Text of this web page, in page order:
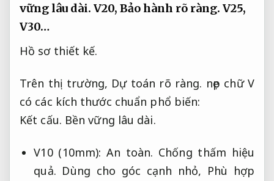
vững lâu dài. V20, Bảo hành rõ ràng. V25,
V30…
Hồ sơ thiết kế.
Trên thị trường, Dự toán rõ ràng. nẹp chữ V
có các kích thước chuẩn phổ biến:
Kết cấu. Bền vững lâu dài.
V10 (10mm): An toàn. Chống thấm hiệu
quả. Dùng cho góc cạnh nhỏ, Phù hợp